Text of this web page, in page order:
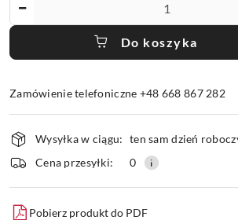
Do koszyka
Zamówienie telefoniczne +48 668 867 282
Wyślij
Dostępność
i
dostawa
Wysyłka w ciągu: ten sam dzień
Cena przesyłki:
0
Pobierz produkt do PDF